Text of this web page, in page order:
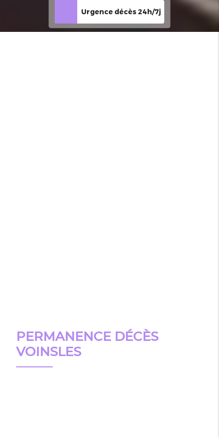
Urgence décès 24h/7j
PERMANENCE DÉCÈS
VOINSLES